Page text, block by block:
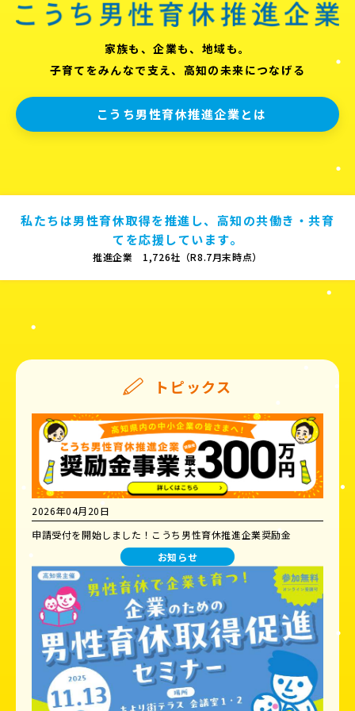
家族も、企業も、地域も。
子育てをみんなで支え、高知の未来につなげる
こうち男性育休推進企業とは
私たちは男性育休取得を推進し、高知の共働き・共育
てを応援しています。
推進企業 1,726社（R8.7月末時点）
トピックス
2026年04月20日
申請受付を開始しました！こうち男性育休推進企業奨励金
お知らせ